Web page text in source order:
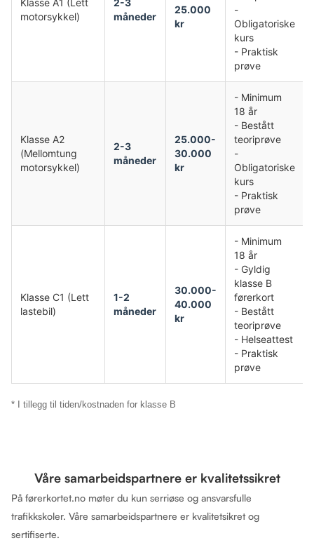
Klasse A1 (Lett
motorsykkel)
2-3
måneder
25.000
kr
-
Obligatoriske
kurs
- Praktisk
prøve
Klasse A2
(Mellomtung
motorsykkel)
2-3
måneder
25.000-
30.000
kr
- Minimum
18 år
- Bestått
teoriprøve
-
Obligatoriske
kurs
- Praktisk
prøve
Klasse C1 (Lett
lastebil)
1-2
måneder
30.000-
40.000
kr
- Minimum
18 år
- Gyldig
klasse B
førerkort
- Bestått
teoriprøve
- Helseattest
- Praktisk
prøve
* I tillegg til tiden/kostnaden for klasse B
Våre samarbeidspartnere er kvalitetssikret
På førerkortet.no møter du kun serriøse og ansvarsfulle
trafikkskoler. Våre samarbeidspartnere er kvalitetsikret og
sertifiserte.